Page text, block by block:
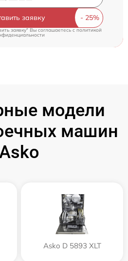
заявку
заявку" Вы соглашаетесь cполитикой
модели
машин
Asko D 5893 XLT